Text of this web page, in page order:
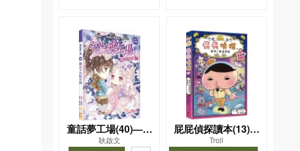
童話夢工場(40)——
織女下凡結奇緣
耿啟文
屁屁偵探讀本(13)－
－對決！怪盜學院
Troll